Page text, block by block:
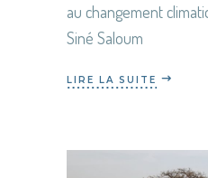
au changement
Siné Saloum
LIRE LA SUITE